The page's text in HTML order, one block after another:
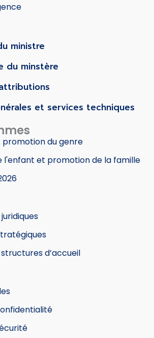
ministre
du minstère
et services techniques
du genre
l'enfant et promotion de la famille
d’accueil